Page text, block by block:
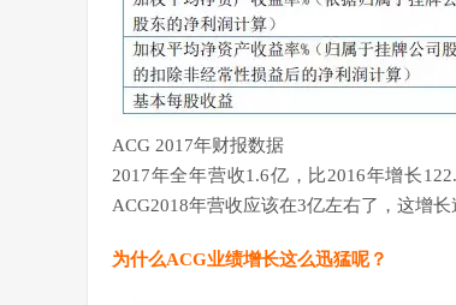
ACG 2017年财报数据
2017年全年营收1.6亿，比2016年增长
ACG2018年营收应该在3亿左右了，这增
为什么ACG业绩增长这么迅猛呢？